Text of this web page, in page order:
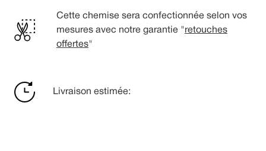
Cette chemise sera confectionnée selon vos
mesures avec notre garantie " retouches
offertes"
Livraison estimée: